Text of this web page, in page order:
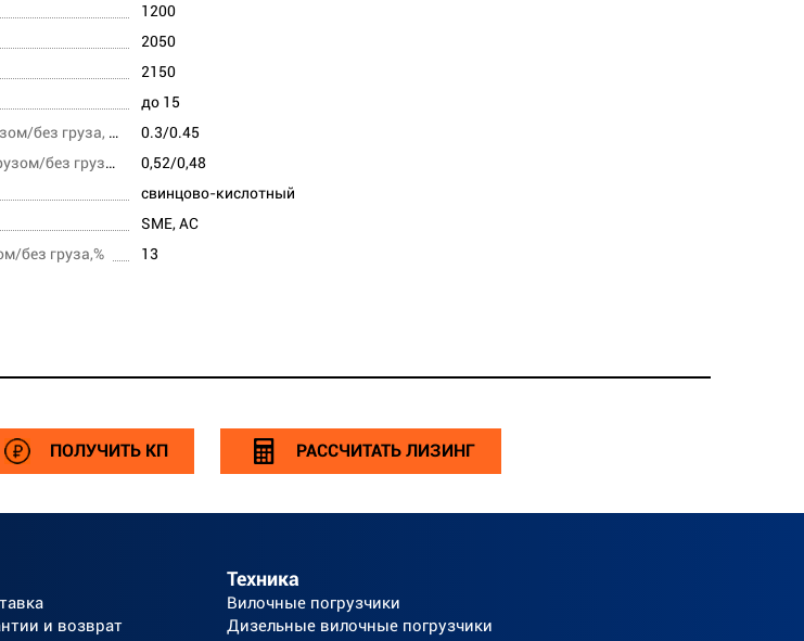
1200
2050
2150
до 15
Скорость подъема каретки с грузом/без груза, м/с
0.3/0.45
Скорость опускания каретки с грузом/без груза,м/сек
0,52/0,48
свинцово-кислотный
SME, AC
без груза,%
13
ПОЛУЧИТЬ КП РАССЧИТАТЬ ЛИЗИНГ
и возврат
Техника
Вилочные погрузчики
Дизельные вилочные погрузчики